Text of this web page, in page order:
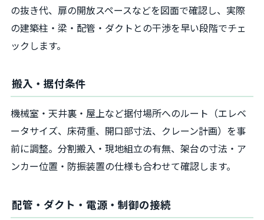
の抜き代、扉の開放スペースなどを図面で確認し、実際
の建築柱・梁・配管・ダクトとの干渉を早い段階でチェ
ックします。
搬入・据付条件
機械室・天井裏・屋上など据付場所へのルート（エレベ
ータサイズ、床荷重、開口部寸法、クレーン計画）を事
前に調整。分割搬入・現地組立の有無、架台の寸法・ア
ンカー位置・防振装置の仕様も合わせて確認します。
配管・ダクト・電源・制御の接続